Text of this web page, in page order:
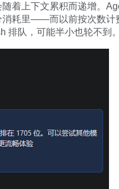
着上下文累积而递增。
消耗里——而以前按次数计
排队，可能半小也轮不到